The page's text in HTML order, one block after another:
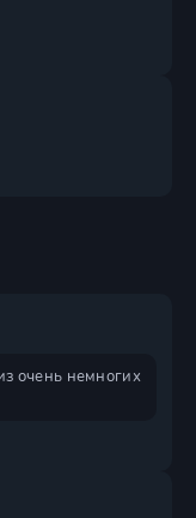
очень немногих